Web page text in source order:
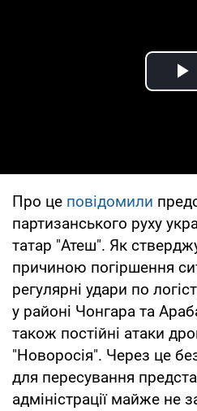
Про це повідомили
партизанського руху
татар "Атеш". Як
причиною погіршення
регулярні удари по
у районі Чонгара та
також постійні атаки
"Новоросія". Через це
для пересування
адміністрації майже не